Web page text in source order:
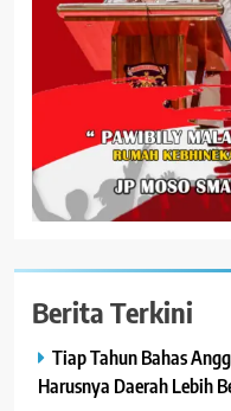
Berita Terkini
Tiap Tahun Bahas
Harusnya Daerah Lebih